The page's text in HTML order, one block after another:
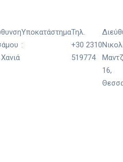
Υποκατάστημα
:
Τηλ.
+30 2310
519774
16,